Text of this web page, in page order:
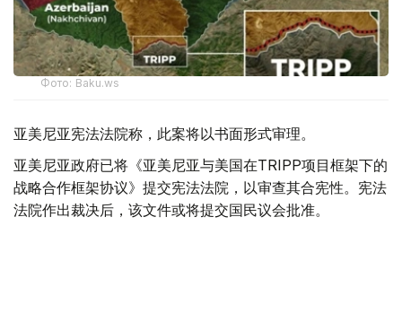
Фото: Baku.ws
亚美尼亚宪法法院称，此案将以书面形式审理。
亚美尼亚政府已将《亚美尼亚与美国在TRIPP项目框架下的
战略合作框架协议》提交宪法法院，以审查其合宪性。宪法
法院作出裁决后，该文件或将提交国民议会批准。